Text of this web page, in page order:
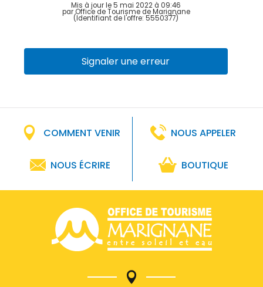
Mis à jour le 5 mai 2022 à 09:46
par Office de Tourisme de Marignane
(Identifiant de l'offre: 5550377)
Signaler une erreur
COMMENT VENIR NOUS APPELER
NOUS ÉCRIRE BOUTIQUE